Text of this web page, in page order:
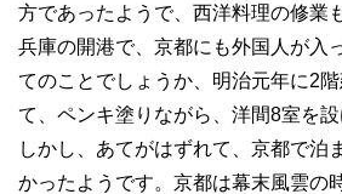
方であったようで、西洋料理の修業
兵庫の開港で、京都にも外国人が入
てのことでしょうか、明治元年に2
て、ペンキ塗りながら、洋間8室を設
しかし、あてがはずれて、京都で泊
かったようです。京都は幕末風雲の